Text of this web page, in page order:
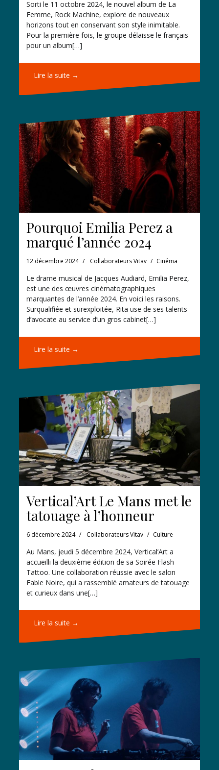
Sorti le 11 octobre 2024, le nouvel album de La
Femme, Rock Machine, explore de nouveaux
horizons tout en conservant son style inimitable.
Pour la première fois, le groupe délaisse le français
pour un album[…]
Lire la suite →
Pourquoi Emilia Perez a
marqué l’année 2024
12 décembre 2024 Collaborateurs Vitav Cinéma
Le drame musical de Jacques Audiard, Emilia Perez,
est une des œuvres cinématographiques
marquantes de l’année 2024. En voici les raisons.
Surqualifiée et surexploitée, Rita use de ses talents
d’avocate au service d’un gros cabinet[…]
Lire la suite →
Vertical’Art Le Mans met le
tatouage à l’honneur
6 décembre 2024 Collaborateurs Vitav Culture
Au Mans, jeudi 5 décembre 2024, Vertical’Art a
accueilli la deuxième édition de sa Soirée Flash
Tattoo. Une collaboration réussie avec le salon
Fable Noire, qui a rassemblé amateurs de tatouage
et curieux dans une[…]
Lire la suite →